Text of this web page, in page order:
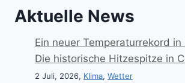
Aktuelle News
Ein neuer Temperaturrekord
Die historische Hitzespitze in
2 Juli, 2026, Klima, Wetter